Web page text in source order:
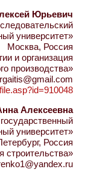
Юрьевич
университет»
Москва, Россия
и организация
производства»
Алексеевна
университет»
Россия
строительства»